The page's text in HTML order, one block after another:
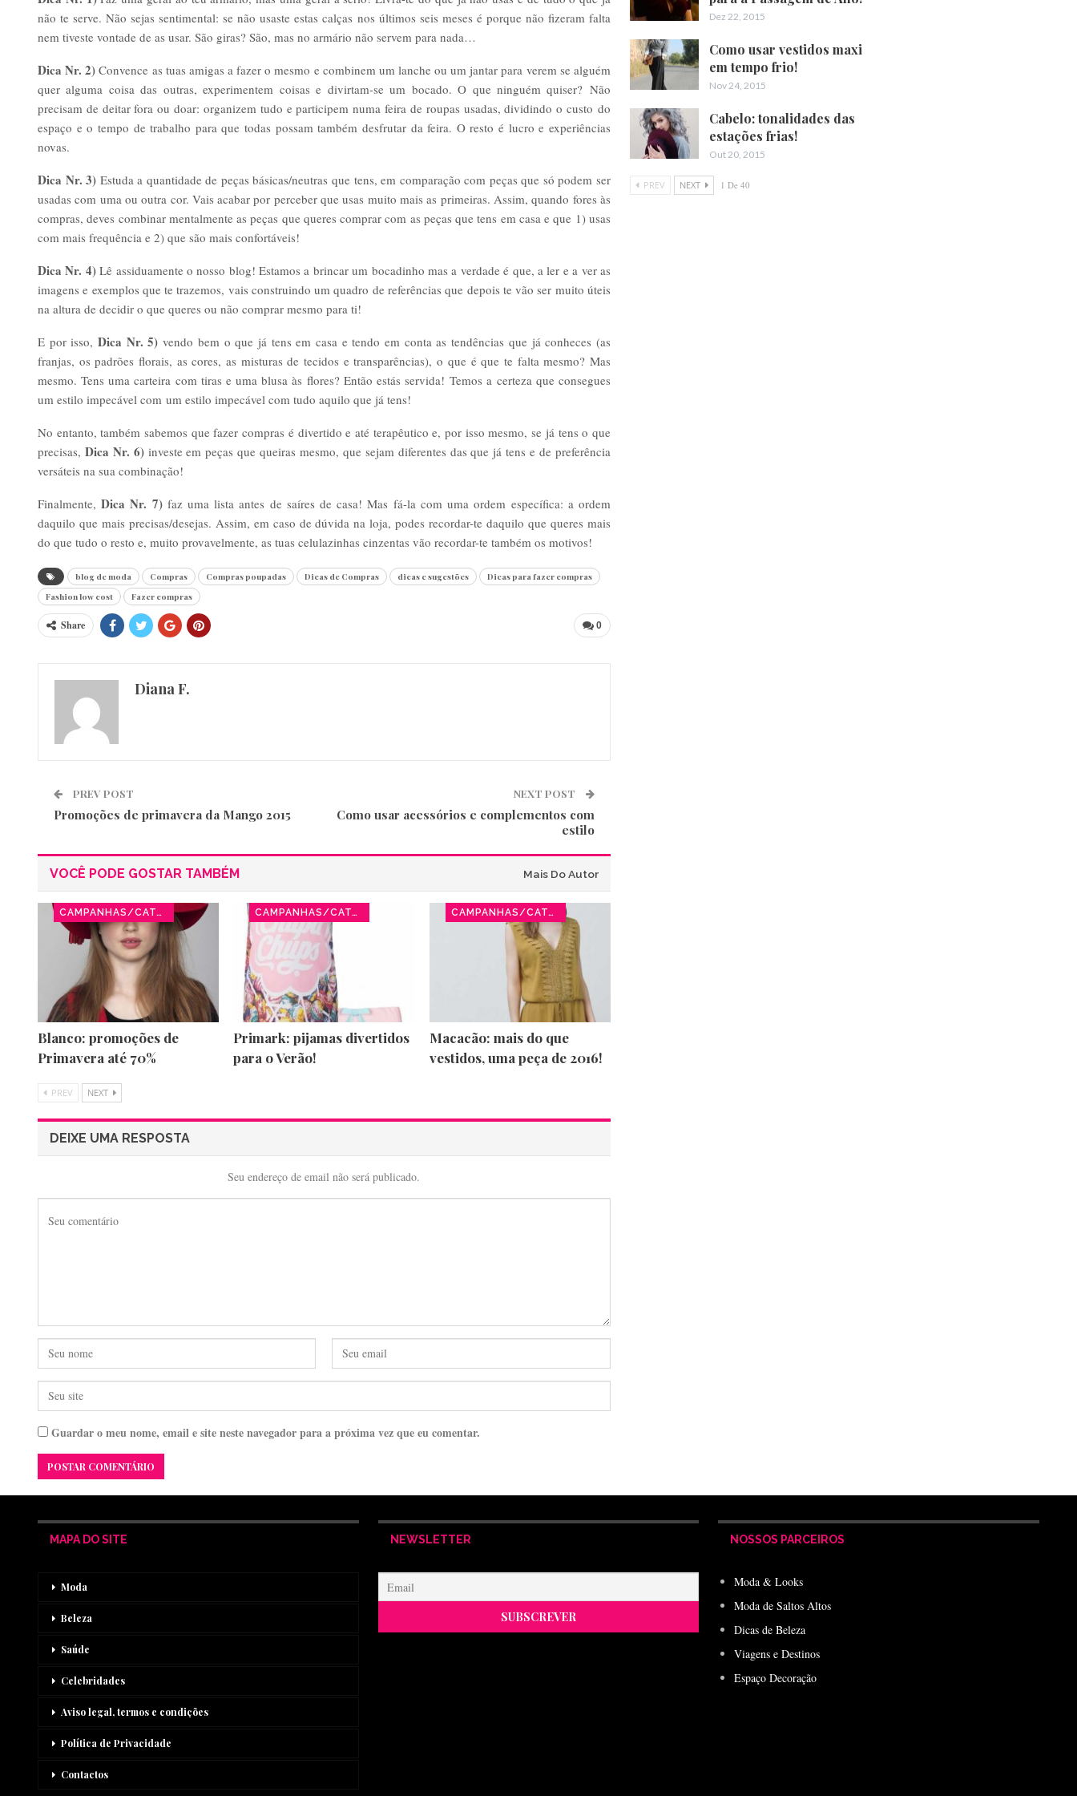
não te serve. Não sejas sentimental: se não usaste estas calças nos últimos seis meses é porque não fizeram falta
nem tiveste vontade de as usar. São giras? São, mas no armário não servem para nada…
Dica Nr. 2) Convence as tuas amigas a fazer o mesmo e combinem um lanche ou um jantar para verem se alguém
quer alguma coisa das outras, experimentem coisas e divirtam-se um bocado. O que ninguém quiser? Não
precisam de deitar fora ou doar: organizem tudo e participem numa feira de roupas usadas, dividindo o custo do
espaço e o tempo de trabalho para que todas possam também desfrutar da feira. O resto é lucro e experiências
novas.
Dica Nr. 3) Estuda a quantidade de peças básicas/neutras que tens, em comparação com peças que só podem ser
usadas com uma ou outra cor. Vais acabar por perceber que usas muito mais as primeiras. Assim, quando fores às
compras, deves combinar mentalmente as peças que queres comprar com as peças que tens em casa e que 1) usas
com mais frequência e 2) que são mais confortáveis!
Dica Nr. 4)Lê assiduamente o nosso blog! Estamos a brincar um bocadinho mas a verdade é que, a ler e a ver as
imagens e exemplos que te trazemos, vais construindo um quadro de referências que depois te vão ser muito úteis
na altura de decidir o que queres ou não comprar mesmo para ti!
E por isso,Dica Nr. 5) vendo bem o que já tens em casa e tendo em conta as tendências que já conheces (as
franjas, os padrões florais, as cores, as misturas de tecidos e transparências), o que é que te falta mesmo? Mas
mesmo. Tens uma carteira com tiras e uma blusa às flores? Então estás servida! Temos a certeza que consegues
um estilo impecável com um estilo impecável com tudo aquilo que já tens!
No entanto, também sabemos que fazer compras é divertido e até terapêutico e, por isso mesmo, se já tens o que
precisas, Dica Nr. 6)investe em peças que queiras mesmo, que sejam diferentes das que já tens e de preferência
versáteis na sua combinação!
Finalmente,Dica Nr. 7)faz uma lista antes de saíres de casa! Mas fá-la com uma ordem específica: a ordem
daquilo que mais precisas/desejas. Assim, em caso de dúvida na loja, podes recordar-te daquilo que queres mais
do que tudo o resto e, muito provavelmente, as tuas celulazinhas cinzentas vão recordar-te também os motivos!
blog de moda Compras Compras poupadas Dicas de Compras dicas e sugestões
Dicas para fazer compras
Fashion low cost
Fazer compras
0
Share
Diana F.
PREV POST
Promoções de primavera da Mango 2015
NEXT POST
Como usar acessórios e complementos com
estilo
VOCÊ PODE GOSTAR TAMBÉM Mais Do Autor
CAMPANHAS/CATÁLOGOS
Blanco: promoções de
Primavera até 70%
CAMPANHAS/CATÁLOGOS
Primark: pijamas divertidos
para o Verão!
CAMPANHAS/CATÁLOGOS
Macacão: mais do que
vestidos, uma peça de 2016!
PREV NEXT
DEIXE UMA RESPOSTA
Seu endereço de email não será publicado.
Guardar o meu nome, email e site neste navegador para a próxima vez que eu comentar.
Dez 22, 2015
Como usar vestidos maxi
em tempo frio!
Nov 24, 2015
Cabelo: tonalidades das
estações frias!
Out 20, 2015
PREV NEXT 1 De 40
MAPA DO SITE
Moda
Beleza
Saúde
Celebridades
Aviso legal, termos e condições
Política de Privacidade
Contactos
NEWSLETTER NOSSOS PARCEIROS
Moda & Looks
Moda de Saltos Altos
Dicas de Beleza
Viagens e Destinos
Espaço Decoração